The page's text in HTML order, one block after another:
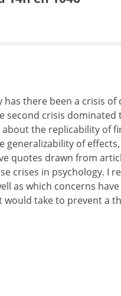
there been a crisis
second crisis
the replicability of
generalizability of
quotes drawn from
crises in psychology. I
as which concerns
take to prevent a